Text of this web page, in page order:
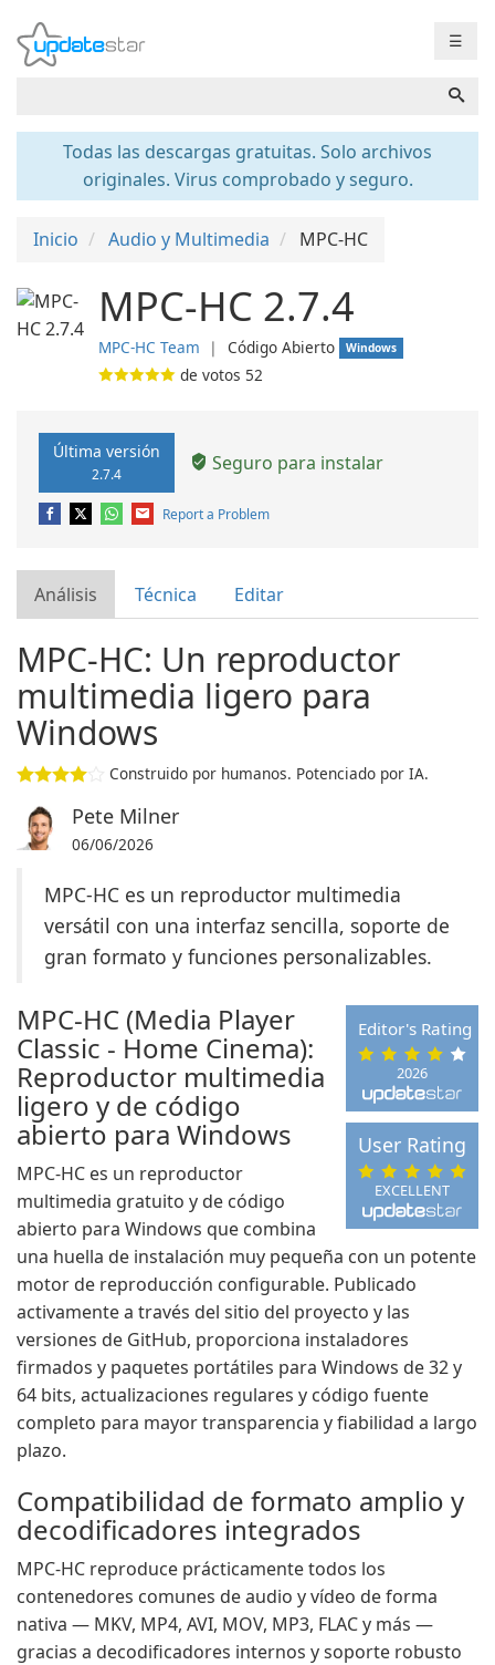
☰
Todas las descargas gratuitas. Solo archivos
originales. Virus comprobado y seguro.
Inicio Audio y Multimedia MPC-HC
MPC-HC 2.7.4
MPC-HC Team ❘ Código Abierto Windows
de votos 52
Última versión
2.7.4 Seguro para instalar
Report a Problem
Análisis Técnica Editar
MPC-HC: Un reproductor
multimedia ligero para
Windows
Construido por humanos. Potenciado por IA.
Pete Milner
06/06/2026
MPC-HC es un reproductor multimedia
versátil con una interfaz sencilla, soporte de
gran formato y funciones personalizables.
2026
Editor's Rating
EXCELLENT
User Rating
MPC-HC (Media Player
Classic - Home Cinema):
Reproductor multimedia
ligero y de código
abierto para Windows
MPC-HC es un reproductor
multimedia gratuito y de código
abierto para Windows que combina
una huella de instalación muy pequeña con un potente
motor de reproducción configurable. Publicado
activamente a través del sitio del proyecto y las
versiones de GitHub, proporciona instaladores
firmados y paquetes portátiles para Windows de 32 y
64 bits, actualizaciones regulares y código fuente
completo para mayor transparencia y fiabilidad a largo
plazo.
Compatibilidad de formato amplio y
decodificadores integrados
MPC-HC reproduce prácticamente todos los
contenedores comunes de audio y vídeo de forma
nativa — MKV, MP4, AVI, MOV, MP3, FLAC y más —
gracias a decodificadores internos y soporte robusto